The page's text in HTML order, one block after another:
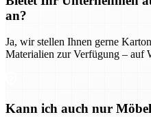
an?
Ja, wir stellen Ihnen gerne
Materialien zur Verfügung – auf
Kann ich auch nur